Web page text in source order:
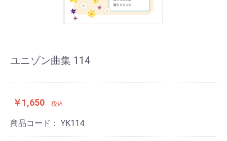
ユニゾン曲集 114
￥1,650 税込
商品コード： YK114